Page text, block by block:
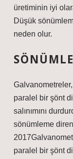
üretiminin iyi
Düşük
neden olur.
paralel bir şönt
salınımını
sönümleme
paralel bir şönt